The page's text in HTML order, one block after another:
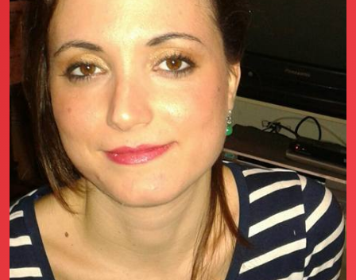
Annunci Donne
Agenzia matrimoniale Club di Più
Love Notebook
Il libro Donna di Cuori
Quanto costa Club di Più
Love Academy
Domande Frequenti
Impegno Sociale
Le nostre sedi
Facebook